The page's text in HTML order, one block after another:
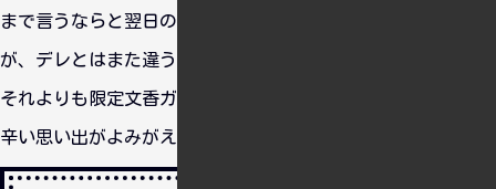
まで言うならと翌日のＬＶのチケットと取って行ったのです
が、デレとはまた違うパフォーマンスに心動かされました。
それよりも限定文香ガチャで当たり前のように爆死して病んだ
辛い思い出がよみがえる・・・。